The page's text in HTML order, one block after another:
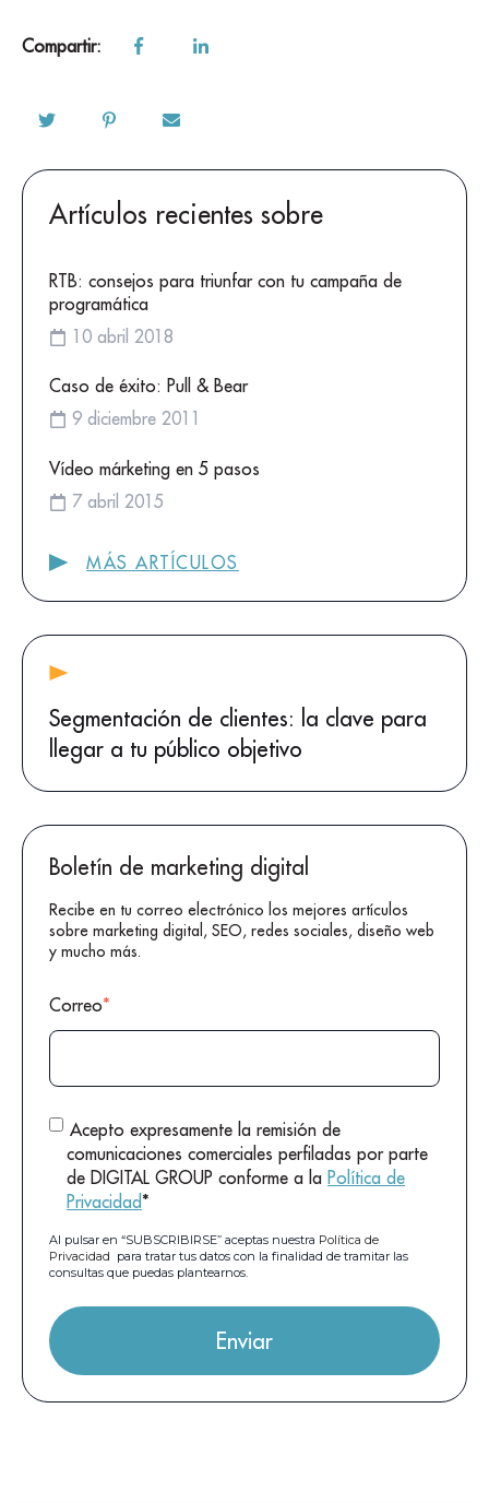
Compartir:
Artículos recientes sobre
RTB: consejos para triunfar con tu campaña de
programática
10 abril 2018
Caso de éxito: Pull & Bear
9 diciembre 2011
Vídeo márketing en 5 pasos
7 abril 2015
MÁS ARTÍCULOS
Segmentación de clientes: la clave para
llegar a tu público objetivo
Boletín de marketing digital
Recibe en tu correo electrónico los mejores artículos
sobre marketing digital, SEO, redes sociales, diseño web
y mucho más.
Correo*
Acepto expresamente la remisión de
comunicaciones comerciales perfiladas por parte
de DIGITAL GROUP conforme a la Política de
Privacidad*
Al pulsar en “SUBSCRIBIRSE” aceptas nuestra Política de
Privacidad para tratar tus datos con la finalidad de tramitar las
consultas que puedas plantearnos.